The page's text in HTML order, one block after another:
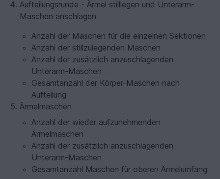
Aufteilungsrunde - Ärmel stilllegen und Unterarm-
Maschen anschlagen
Anzahl der Maschen für die einzelnen Sektionen
Anzahl der stillzulegenden Maschen
Anzahl der zusätzlich anzuschlagenden
Unterarm-Maschen
Gesamtanzahl der Körper-Maschen nach
Aufteilung
Ärmelmaschen
Anzahl der wieder aufzunehmenden
Ärmelmaschen
Anzahl der zusätzlich anzuschlagenden
Unterarm-Maschen
Gesamtanzahl Maschen für oberen Ärmelumfang